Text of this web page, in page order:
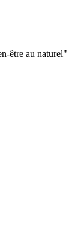
être au naturel"